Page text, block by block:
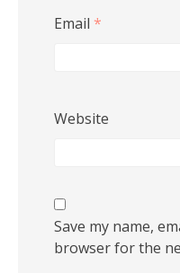
Email *
Website
Save my name,
browser for the